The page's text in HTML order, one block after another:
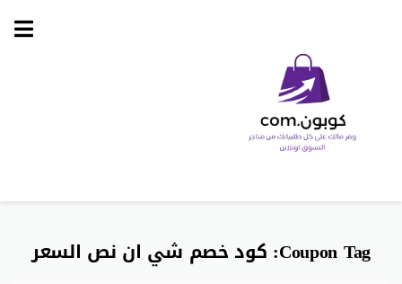
Skip
Coupon Tag: كود خصم شي ان نص السعر